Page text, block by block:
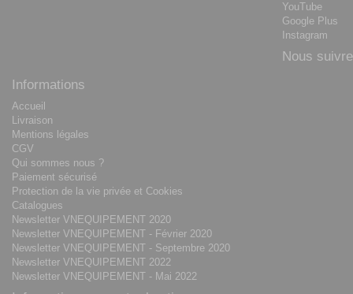
YouTube
Google Plus
Instagram
Nous suivre
Informations
Accueil
Livraison
Mentions légales
CGV
Qui sommes nous ?
Paiement sécurisé
Protection de la vie privée et Cookies
Catalogues
Newsletter VNEQUIPEMENT 2020
Newsletter VNEQUIPEMENT - Février 2020
Newsletter VNEQUIPEMENT - Septembre 2020
Newsletter VNEQUIPEMENT 2022
Newsletter VNEQUIPEMENT - Mai 2022